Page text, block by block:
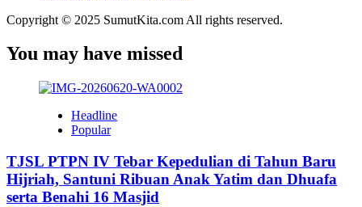
Copyright © 2025 SumutKita.com All rights reserved.
You may have missed
Headline
Popular
TJSL PTPN IV Tebar Kepedulian di Tahun Baru
Hijriah, Santuni Ribuan Anak Yatim dan Dhuafa
serta Benahi 16 Masjid